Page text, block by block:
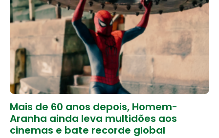
Mais de 60 anos depois, Homem-
Aranha ainda leva multidões aos
cinemas e bate recorde global